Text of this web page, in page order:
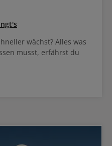
wächst? Alles was
musst, erfährst du